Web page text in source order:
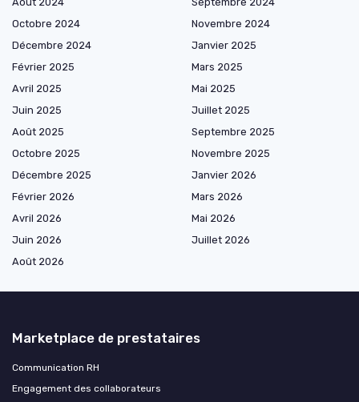
Octobre 2024
Novembre 2024
Décembre 2024
Janvier 2025
Février 2025
Mars 2025
Avril 2025
Mai 2025
Juin 2025
Juillet 2025
Août 2025
Septembre 2025
Octobre 2025
Novembre 2025
Décembre 2025
Janvier 2026
Février 2026
Mars 2026
Avril 2026
Mai 2026
Juin 2026
Juillet 2026
Août 2026
Marketplace de prestataires
Communication RH
Engagement des collaborateurs